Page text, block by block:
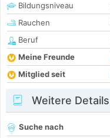
Bildungsniveau
Rauchen
Beruf
Meine Freunde
Mitglied seit
Weitere Details
Suche nach